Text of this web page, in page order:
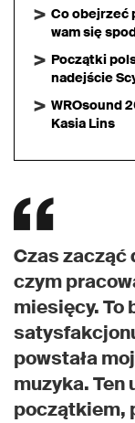
Co obejrzeć
wam się
Początki
nadejście
WROsound
Kasia Lins
Czas zacząć
czym
miesięcy. To
powstała
muzyka.
początkiem,